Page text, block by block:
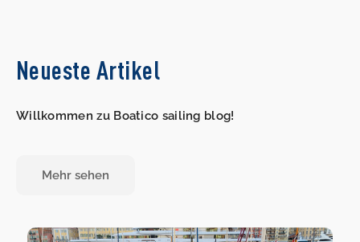
Neueste Artikel
Willkommen zu Boatico sailing blog!
Mehr sehen